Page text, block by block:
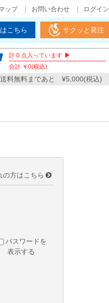
ップ お問い合わせ ログイン
こちら サクッと発注
計 0 点入っています ▶
合計 ￥ 0(税込)
送料無料まであと ¥5,000(税込)
の方はこちら
パスワードを
表示する